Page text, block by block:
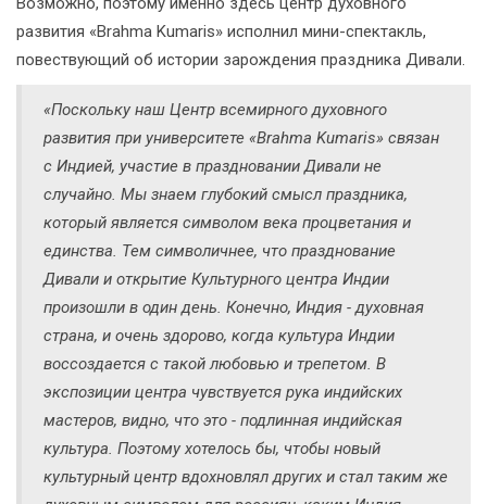
развития «Brahma Kumaris» исполнил мини-спектакль,
повествующий об истории зарождения праздника Дивали.
«Поскольку наш Центр всемирного духовного
развития при университете «Brahma Kumaris» связан
с Индией, участие в праздновании Дивали не
случайно. Мы знаем глубокий смысл праздника,
который является символом века процветания и
единства. Тем символичнее, что празднование
Дивали и открытие Культурного центра Индии
произошли в один день. Конечно, Индия - духовная
страна, и очень здорово, когда культура Индии
воссоздается с такой любовью и трепетом. В
экспозиции центра чувствуется рука индийских
мастеров, видно, что это - подлинная индийская
культура. Поэтому хотелось бы, чтобы новый
культурный центр вдохновлял других и стал таким же